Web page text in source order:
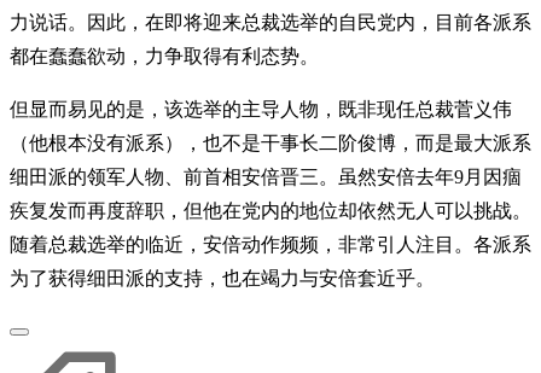
力说话。因此，在即将迎来总裁选举的自民党内，目前各派系
都在蠢蠢欲动，力争取得有利态势。
但显而易见的是，该选举的主导人物，既非现任总裁菅义伟
（他根本没有派系），也不是干事长二阶俊博，而是最大派系
细田派的领军人物、前首相安倍晋三。虽然安倍去年9月因痼
疾复发而再度辞职，但他在党内的地位却依然无人可以挑战。
随着总裁选举的临近，安倍动作频频，非常引人注目。各派系
为了获得细田派的支持，也在竭力与安倍套近乎。